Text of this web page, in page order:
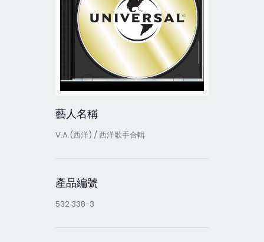
藝人名稱
V.A.(西洋) / 西洋歌手合輯
產品編號
532 338-3